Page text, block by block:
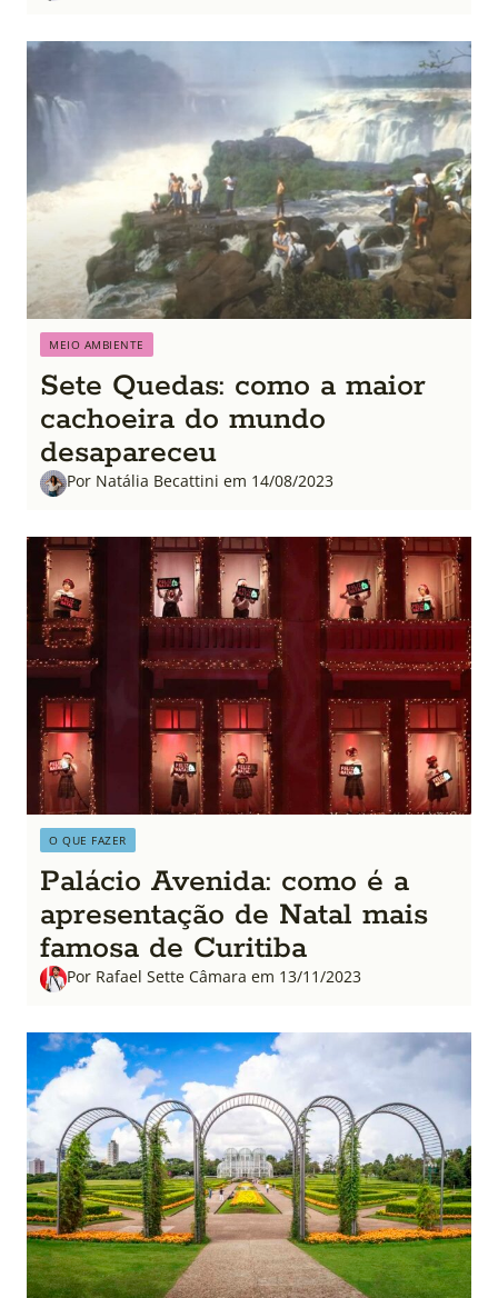
MEIO AMBIENTE
Sete Quedas: como a maior
cachoeira do mundo
desapareceu
Por Natália Becattini em 14/08/2023
O QUE FAZER
Palácio Avenida: como é a
apresentação de Natal mais
famosa de Curitiba
Por Rafael Sette Câmara em 13/11/2023